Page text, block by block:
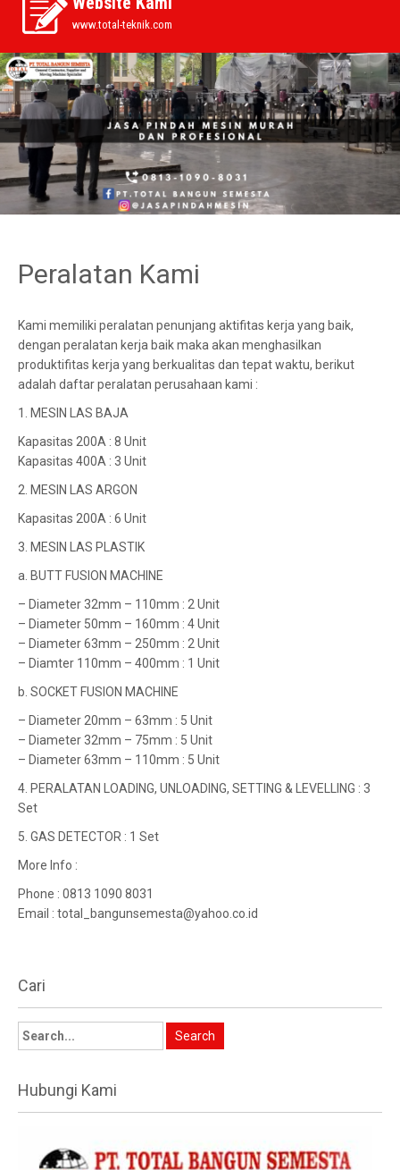
www.total-teknik.com
Peralatan Kami
Kami memiliki peralatan penunjang aktifitas kerja yang baik,
dengan peralatan kerja baik maka akan menghasilkan
produktifitas kerja yang berkualitas dan tepat waktu, berikut
adalah daftar peralatan perusahaan kami :
1. MESIN LAS BAJA
Kapasitas 200A : 8 Unit
Kapasitas 400A : 3 Unit
2. MESIN LAS ARGON
Kapasitas 200A : 6 Unit
3. MESIN LAS PLASTIK
a. BUTT FUSION MACHINE
– Diameter 32mm – 110mm : 2 Unit
– Diameter 50mm – 160mm : 4 Unit
– Diameter 63mm – 250mm : 2 Unit
– Diamter 110mm – 400mm : 1 Unit
b. SOCKET FUSION MACHINE
– Diameter 20mm – 63mm : 5 Unit
– Diameter 32mm – 75mm : 5 Unit
– Diameter 63mm – 110mm : 5 Unit
4. PERALATAN LOADING, UNLOADING, SETTING & LEVELLING : 3
Set
5. GAS DETECTOR : 1 Set
More Info :
Phone : 0813 1090 8031
Email : total_bangunsemesta@yahoo.co.id
Cari
Hubungi Kami